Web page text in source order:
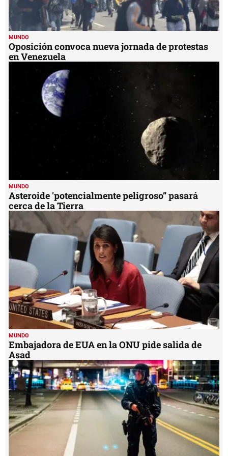
MUNDO
Oposición convoca nueva jornada de protestas
en Venezuela
MUNDO
Asteroide 'potencialmente peligroso” pasará
cerca de la Tierra
MUNDO
Embajadora de EUA en la ONU pide salida de
Asad